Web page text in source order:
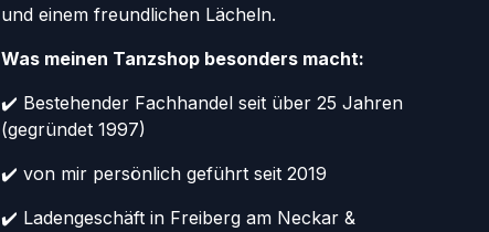
und einem freundlichen Lächeln.
Was meinen Tanzshop besonders macht:
✔️ Bestehender Fachhandel seit über 25 Jahren
(gegründet 1997)
✔️ von mir persönlich geführt seit 2019
✔️ Ladengeschäft in Freiberg am Neckar &